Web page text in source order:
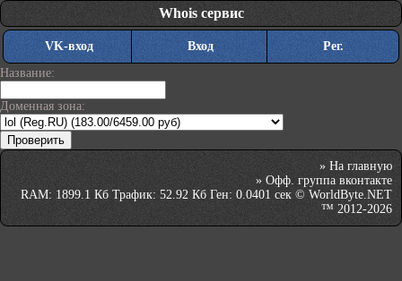
Whois сервис
VK-вход Вход
Рег.
Название:
Доменная зона:
» На главную
» Офф. группа вконтакте
RAM: 1899.1 Кб Трафик: 52.92 Кб Ген: 0.0401 сек © WorldByte.NET
™ 2012-2026